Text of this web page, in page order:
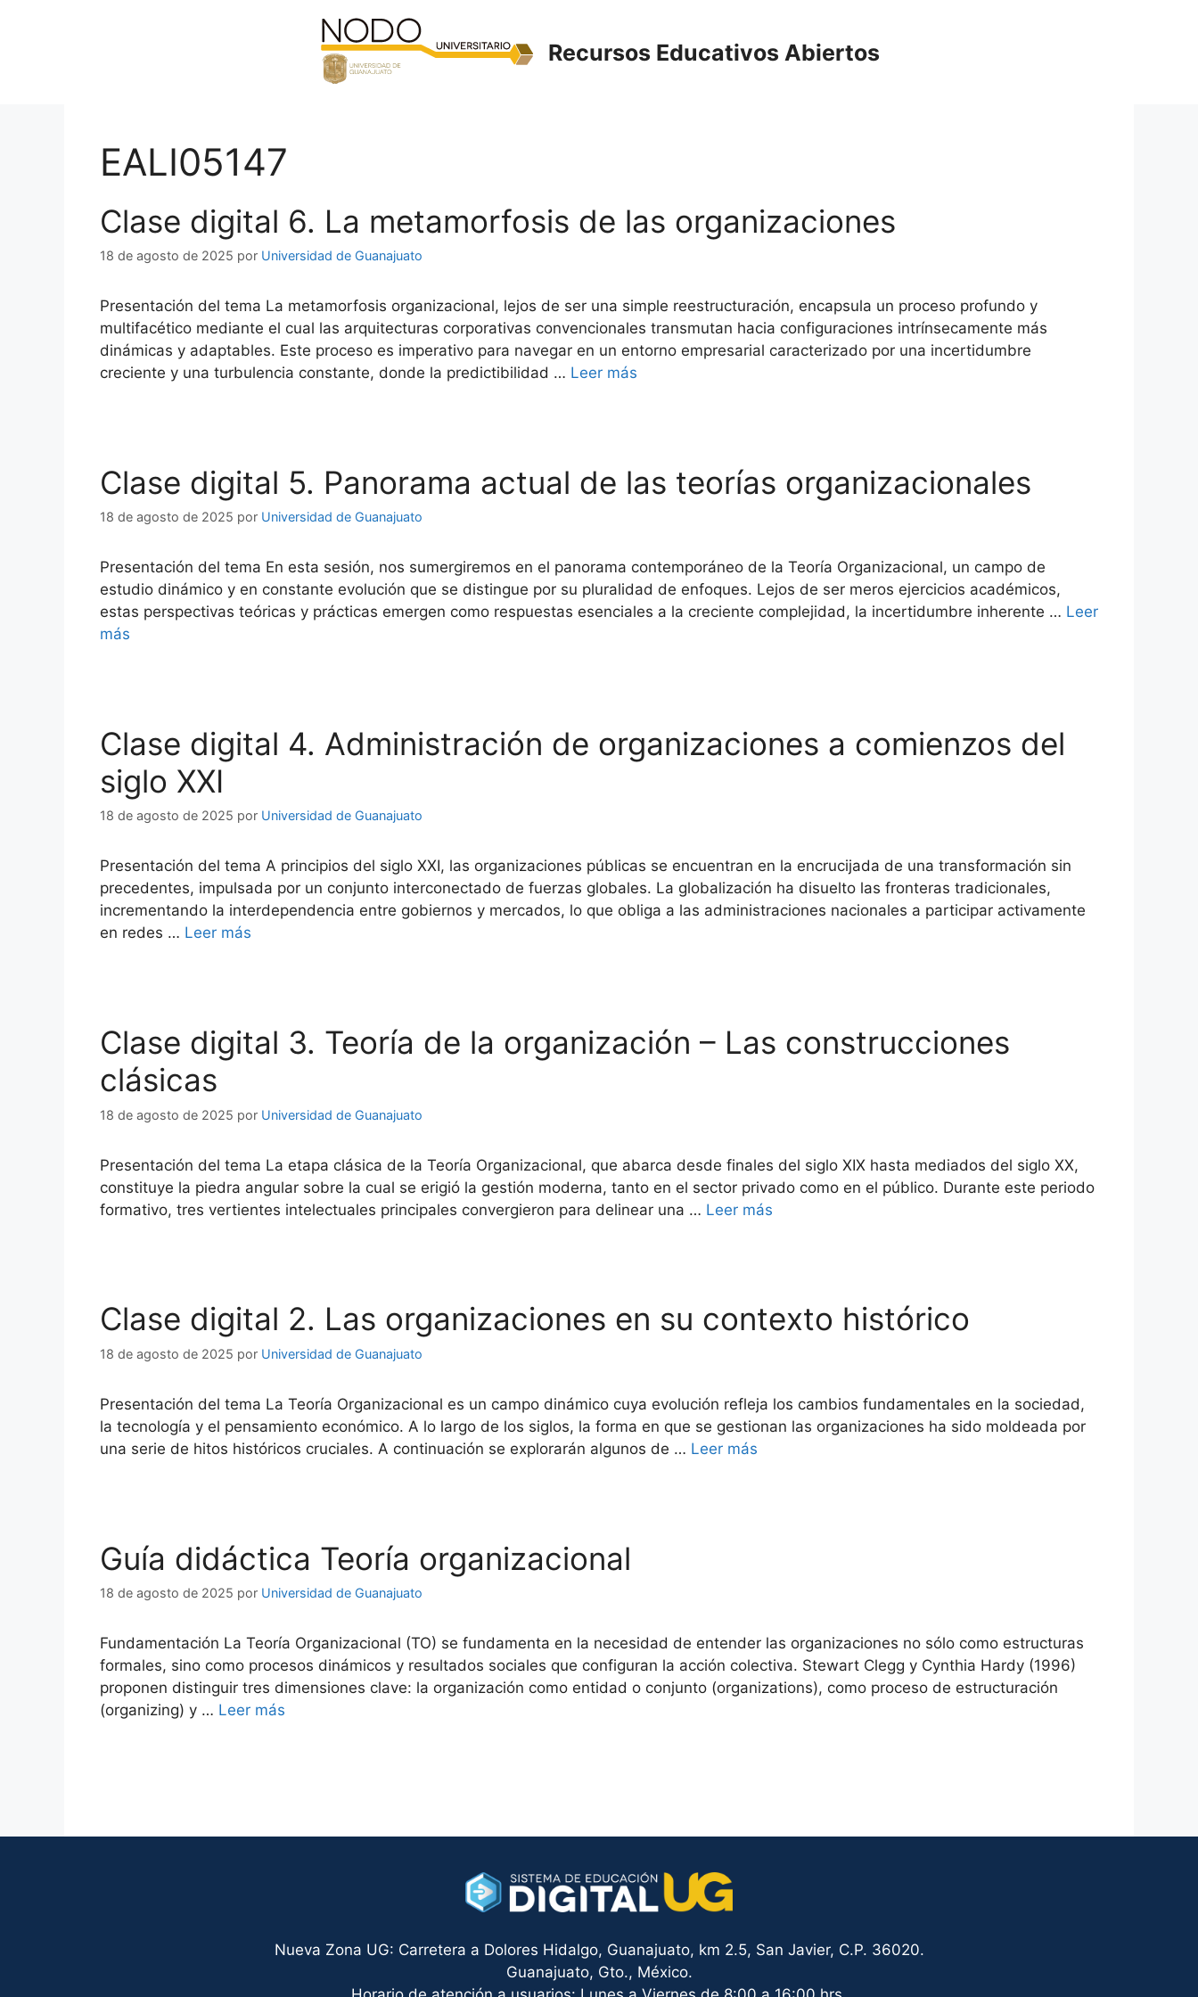
Recursos Educativos Abiertos
EALI05147
Clase digital 6. La metamorfosis de las organizaciones
18 de agosto de 2025 por Universidad de Guanajuato
Presentación del tema La metamorfosis organizacional, lejos de ser una simple reestructuración, encapsula un proceso profundo y
multifacético mediante el cual las arquitecturas corporativas convencionales transmutan hacia configuraciones intrínsecamente más
dinámicas y adaptables. Este proceso es imperativo para navegar en un entorno empresarial caracterizado por una incertidumbre
creciente y una turbulencia constante, donde la predictibilidad … Leer más
Clase digital 5. Panorama actual de las teorías organizacionales
18 de agosto de 2025 por Universidad de Guanajuato
Presentación del tema En esta sesión, nos sumergiremos en el panorama contemporáneo de la Teoría Organizacional, un campo de
estudio dinámico y en constante evolución que se distingue por su pluralidad de enfoques. Lejos de ser meros ejercicios académicos,
estas perspectivas teóricas y prácticas emergen como respuestas esenciales a la creciente complejidad, la incertidumbre inherente … Leer
más
Clase digital 4. Administración de organizaciones a comienzos del
siglo XXI
18 de agosto de 2025 por Universidad de Guanajuato
Presentación del tema A principios del siglo XXI, las organizaciones públicas se encuentran en la encrucijada de una transformación sin
precedentes, impulsada por un conjunto interconectado de fuerzas globales. La globalización ha disuelto las fronteras tradicionales,
incrementando la interdependencia entre gobiernos y mercados, lo que obliga a las administraciones nacionales a participar activamente
en redes … Leer más
Clase digital 3. Teoría de la organización – Las construcciones
clásicas
18 de agosto de 2025 por Universidad de Guanajuato
Presentación del tema La etapa clásica de la Teoría Organizacional, que abarca desde finales del siglo XIX hasta mediados del siglo XX,
constituye la piedra angular sobre la cual se erigió la gestión moderna, tanto en el sector privado como en el público. Durante este periodo
formativo, tres vertientes intelectuales principales convergieron para delinear una … Leer más
Clase digital 2. Las organizaciones en su contexto histórico
18 de agosto de 2025 por Universidad de Guanajuato
Presentación del tema La Teoría Organizacional es un campo dinámico cuya evolución refleja los cambios fundamentales en la sociedad,
la tecnología y el pensamiento económico. A lo largo de los siglos, la forma en que se gestionan las organizaciones ha sido moldeada por
una serie de hitos históricos cruciales. A continuación se explorarán algunos de … Leer más
Guía didáctica Teoría organizacional
18 de agosto de 2025 por Universidad de Guanajuato
Fundamentación La Teoría Organizacional (TO) se fundamenta en la necesidad de entender las organizaciones no sólo como estructuras
formales, sino como procesos dinámicos y resultados sociales que configuran la acción colectiva. Stewart Clegg y Cynthia Hardy (1996)
proponen distinguir tres dimensiones clave: la organización como entidad o conjunto (organizations), como proceso de estructuración
(organizing) y … Leer más
Nueva Zona UG: Carretera a Dolores Hidalgo, Guanajuato, km 2.5, San Javier, C.P. 36020.
Guanajuato, Gto., México.